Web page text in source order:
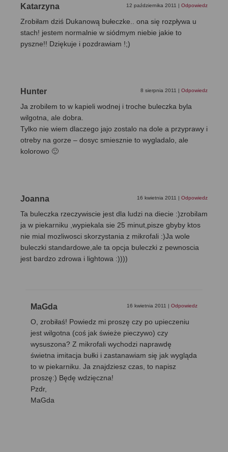
Katarzyna 12 października 2011 Odpowiedz
Zrobiłam dziś Dukanową bułeczke.. ona się rozpływa u
stach! jestem normalnie w siódmym niebie jakie to
pyszne!! Dziękuje i pozdrawiam !;)
Hunter 8 sierpnia 2011 Odpowiedz
Ja zrobilem to w kapieli wodnej i troche buleczka byla
wilgotna, ale dobra.
Tylko nie wiem dlaczego jajo zostalo na dole a przyprawy i
otreby na gorze – dosyc smiesznie to wygladalo, ale
kolorowo 🙂
Joanna 16 kwietnia 2011 Odpowiedz
Ta buleczka rzeczywiscie jest dla ludzi na diecie :)zrobilam
ja w piekarniku ,wypiekala sie 25 minut,pisze gbyby ktos
nie mial mozliwosci skorzystania z mikrofali :)Ja wole
buleczki standardowe,ale ta opcja buleczki z pewnoscia
jest bardzo zdrowa i lightowa :))))
MaGda 16 kwietnia 2011 Odpowiedz
O, zrobiłaś! Powiedz mi proszę czy po upieczeniu
jest wilgotna (coś jak świeże pieczywo) czy
wysuszona? Z mikrofali wychodzi naprawdę
świetna imitacja bułki i zastanawiam się jak wygląda
to w piekarniku. Ja znajdziesz czas, to napisz
proszę:) Będę wdzięczna!
Pzdr,
MaGda